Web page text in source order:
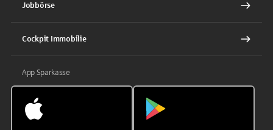
Jobbörse
Cockpit Immobilie
App Sparkasse